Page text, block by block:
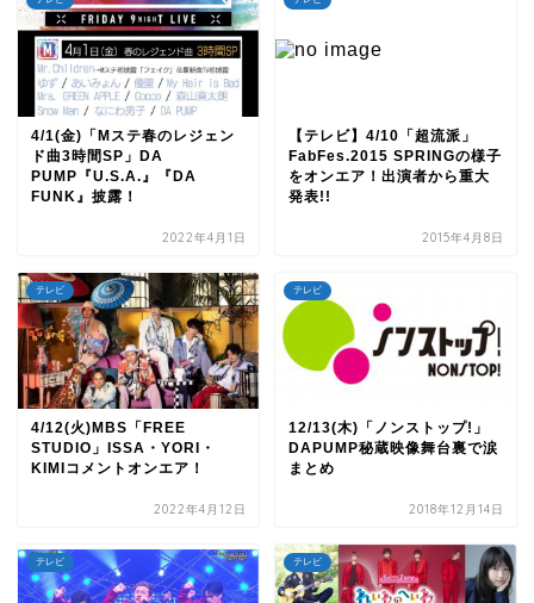
4/1(金)「Mステ春のレジェン
ド曲3時間SP」DA
PUMP『U.S.A.』『DA
FUNK』披露！
2022年4月1日
【テレビ】4/10「超流派」
FabFes.2015 SPRINGの様子
をオンエア！出演者から重大
発表!!
2015年4月8日
テレビ
4/12(火)MBS「FREE
STUDIO」ISSA・YORI・
KIMIコメントオンエア！
2022年4月12日
テレビ
12/13(木)「ノンストップ!」
DAPUMP秘蔵映像舞台裏で涙
まとめ
2018年12月14日
テレビ テレビ